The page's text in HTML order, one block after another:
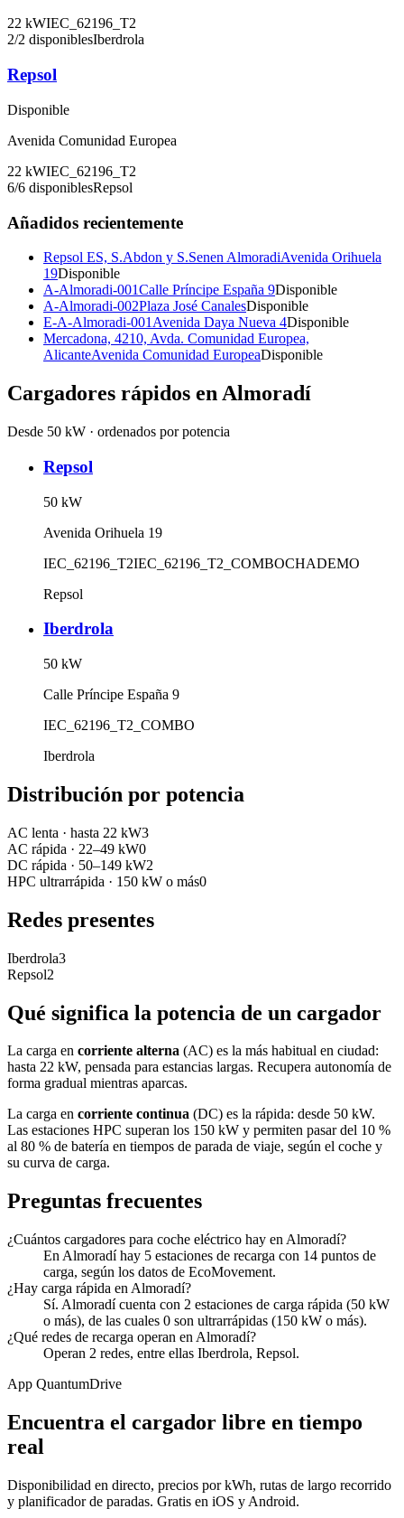
22 kWIEC_62196_T2
2/2 disponiblesIberdrola
Repsol
Disponible
Avenida Comunidad Europea
22 kWIEC_62196_T2
6/6 disponiblesRepsol
Añadidos recientemente
Repsol ES, S.Abdon y S.Senen AlmoradiAvenida Orihuela
19Disponible
A-Almoradi-001Calle Príncipe España 9Disponible
A-Almoradi-002Plaza José CanalesDisponible
E-A-Almoradi-001 Avenida Daya Nueva 4Disponible
Mercadona, 4210, Avda. Comunidad Europea,
AlicanteAvenida Comunidad EuropeaDisponible
Cargadores rápidos enAlmoradí
Desde 50 kW · ordenados por potencia
Repsol
50 kW
Avenida Orihuela 19
IEC_62196_T2IEC_62196_T2_COMBOCHADEMO
Repsol
Iberdrola
50 kW
Calle Príncipe España 9
IEC_62196_T2_COMBO
Iberdrola
Distribución por potencia
AC lenta · hasta 22 kW3
AC rápida · 22–49 kW0
DC rápida · 50–149 kW2
HPC ultrarrápida · 150 kW o más0
Redes presentes
Iberdrola3
Repsol2
Qué significa la potencia de un cargador
La carga en corriente alterna (AC) es la más habitual en ciudad:
hasta 22 kW, pensada para estancias largas. Recupera autonomía de
forma gradual mientras aparcas.
La carga en corriente continua (DC) es la rápida: desde 50 kW.
Las estaciones HPC superan los 150 kW y permiten pasar del 10 %
al 80 % de batería en tiempos de parada de viaje, según el coche y
su curva de carga.
Preguntas frecuentes
¿Cuántos cargadores para coche eléctrico hay en Almoradí?
En Almoradí hay 5 estaciones de recarga con 14 puntos de
carga, según los datos de EcoMovement.
¿Hay carga rápida en Almoradí?
Sí. Almoradí cuenta con 2 estaciones de carga rápida (50 kW
o más), de las cuales 0 son ultrarrápidas (150 kW o más).
¿Qué redes de recarga operan en Almoradí?
Operan 2 redes, entre ellas Iberdrola, Repsol.
App QuantumDrive
Encuentra el cargador libre en tiempo
real
Disponibilidad en directo, precios por kWh, rutas de largo recorrido
y planificador de paradas. Gratis en iOS y Android.